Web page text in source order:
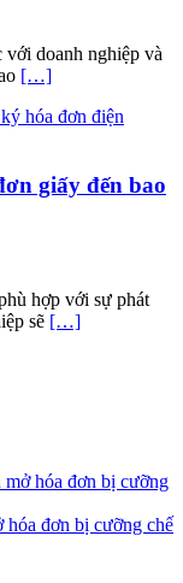
với doanh nghiệp và
[…]
giấy đến bao
hợp với sự phát
sẽ […]
hóa đơn bị cưỡng
hóa đơn bị cưỡng chế